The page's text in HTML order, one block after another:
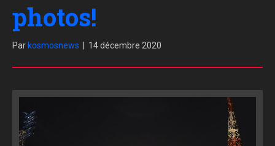
photos!
Par kosmosnews 14 décembre 2020